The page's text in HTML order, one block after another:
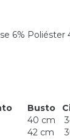
6% Poliéster
Busto
40 cm
42 cm